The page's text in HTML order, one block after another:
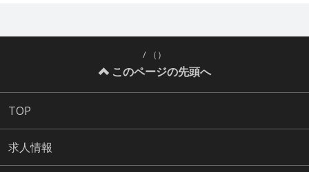
/ （）
このページの先頭へ
TOP
求人情報